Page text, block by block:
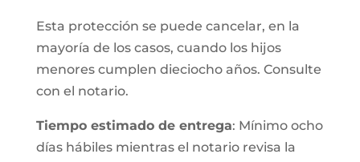
Esta protección se puede cancelar, en la
mayoría de los casos, cuando los hijos
menores cumplen dieciocho años. Consulte
con el notario.
Tiempo estimado de entrega: Mínimo ocho
días hábiles mientras el notario revisa la